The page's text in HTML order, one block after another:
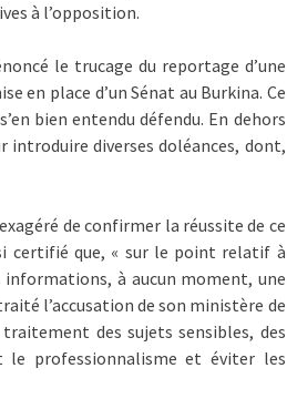
à l’opposition.
le trucage du reportage d’une
en place d’un Sénat au Burkina. Ce
bien entendu défendu. En dehors
diverses doléances, dont,
de confirmer la réussite de ce
certifié que, « sur le point relatif à
à aucun moment, une
l’accusation de son ministère de
des sujets sensibles, des
le professionnalisme et éviter les